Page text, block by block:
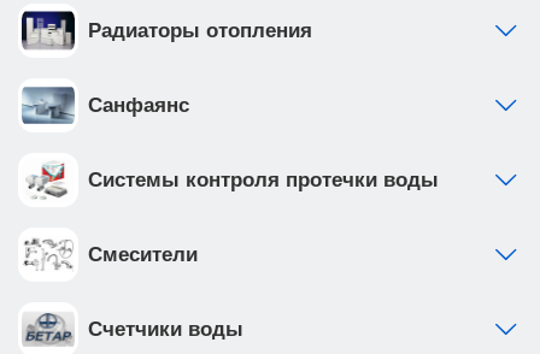
Радиаторы отопления
Санфаянс
Системы контроля протечки воды
Смесители
Счетчики воды